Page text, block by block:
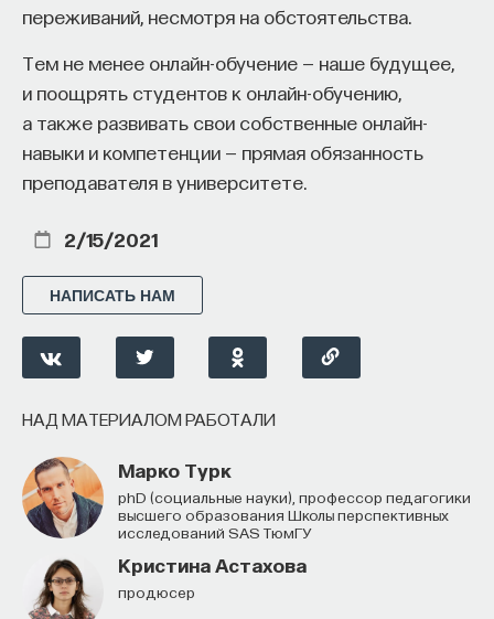
переживаний, несмотря на обстоятельства.
Тем не менее онлайн-обучение — наше будущее,
и поощрять студентов к онлайн-обучению,
а также развивать свои собственные онлайн-
навыки и компетенции — прямая обязанность
преподавателя в университете.
2/15/2021
НАПИСАТЬ НАМ
НАД МАТЕРИАЛОМ РАБОТАЛИ
Марко Турк
PhD (социальные науки), профессор педагогики
высшего образования Школы перспективных
исследований SAS ТюмГУ
Кристина Астахова
Продюсер